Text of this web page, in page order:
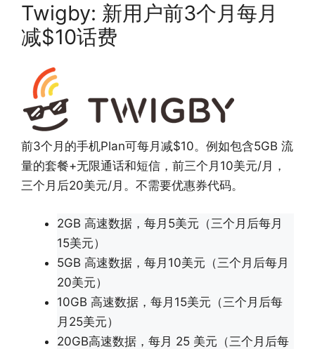
Twigby: 新用户前3个月每月
减$10话费
前3个月的手机Plan可每月减$10。例如包含5GB 流
量的套餐+无限通话和短信，前三个月10美元/月，
三个月后20美元/月。不需要优惠券代码。
2GB 高速数据，每月5美元（三个月后每月
15美元）
5GB 高速数据，每月10美元（三个月后每月
20美元）
10GB 高速数据，每月15美元（三个月后每
月25美元）
20GB高速数据，每月 25 美元（三个月后每